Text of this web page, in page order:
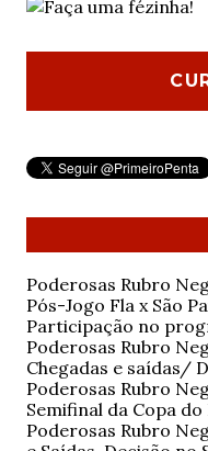
Poderosas Rubro
Pós-Jogo Fla x São
Participação no
Poderosas Rubro
Chegadas e saídas/
Poderosas Rubro
Semifinal da Copa
Poderosas Rubro